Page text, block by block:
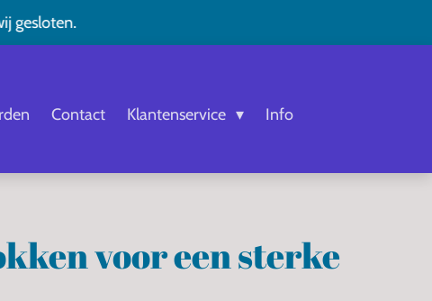
gesloten.
Contact Klantenservice Info
voor een sterke